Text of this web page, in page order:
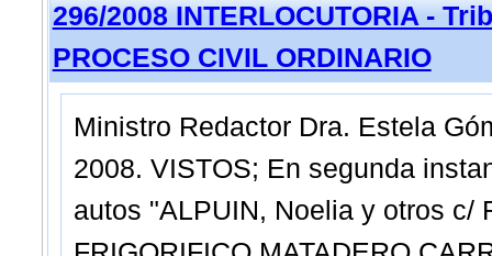
296/2008 INTERLOCUTORIA -
PROCESO CIVIL ORDINARIO
Ministro Redactor Dra. Estela
2008. VISTOS; En segunda
autos "ALPUIN, Noelia y otros c/